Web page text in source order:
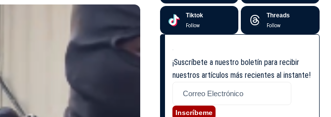
Tiktok
Follow
Threads
Follow
¡Suscríbete a nuestro boletín para recibir
nuestros artículos más recientes al instante!
Inscríbeme